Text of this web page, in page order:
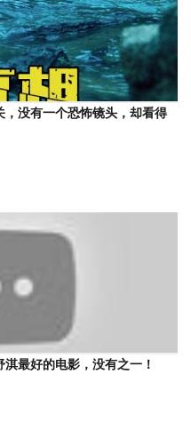
，没有一个恐怖镜头，却看得
最好的电影，没有之一！